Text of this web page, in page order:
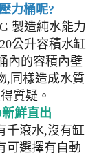
力桶呢?
製造純水能力
公升容積水缸
內的容積內壁
,同樣造成水質
質疑。
鮮直出
千滾水,沒有缸
可選擇有自動